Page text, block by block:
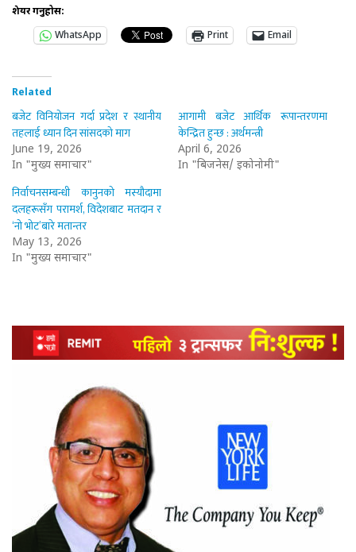
शेयर गर्नुहोस:
WhatsApp
Print Email
Related
बजेट विनियोजन गर्दा प्रदेश र स्थानीय
तहलाई ध्यान दिन सांसदको माग
June 19, 2026
In "मुख्य समाचार"
आगामी बजेट आर्थिक रूपान्तरणमा
केन्द्रित हुन्छ : अर्थमन्त्री
April 6, 2026
In "बिजनेस/ इकोनोमी"
निर्वाचनसम्बन्धी कानुनको मस्यौदामा
दलहरूसँग परामर्श, विदेशबाट मतदान र
‘नो भोट’बारे मतान्तर
May 13, 2026
In "मुख्य समाचार"